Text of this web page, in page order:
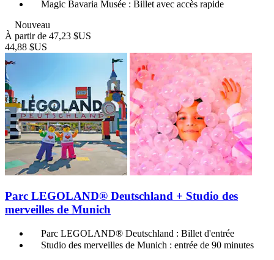
Magic Bavaria Musée : Billet avec accès rapide
Nouveau
À partir de 47,23 $US
44,88 $US
Parc LEGOLAND® Deutschland + Studio des
merveilles de Munich
Parc LEGOLAND® Deutschland : Billet d'entrée
Studio des merveilles de Munich : entrée de 90 minutes